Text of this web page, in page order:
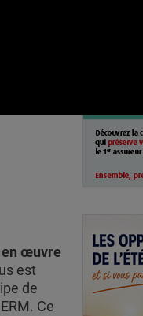
en œuvre
est
de
Ce